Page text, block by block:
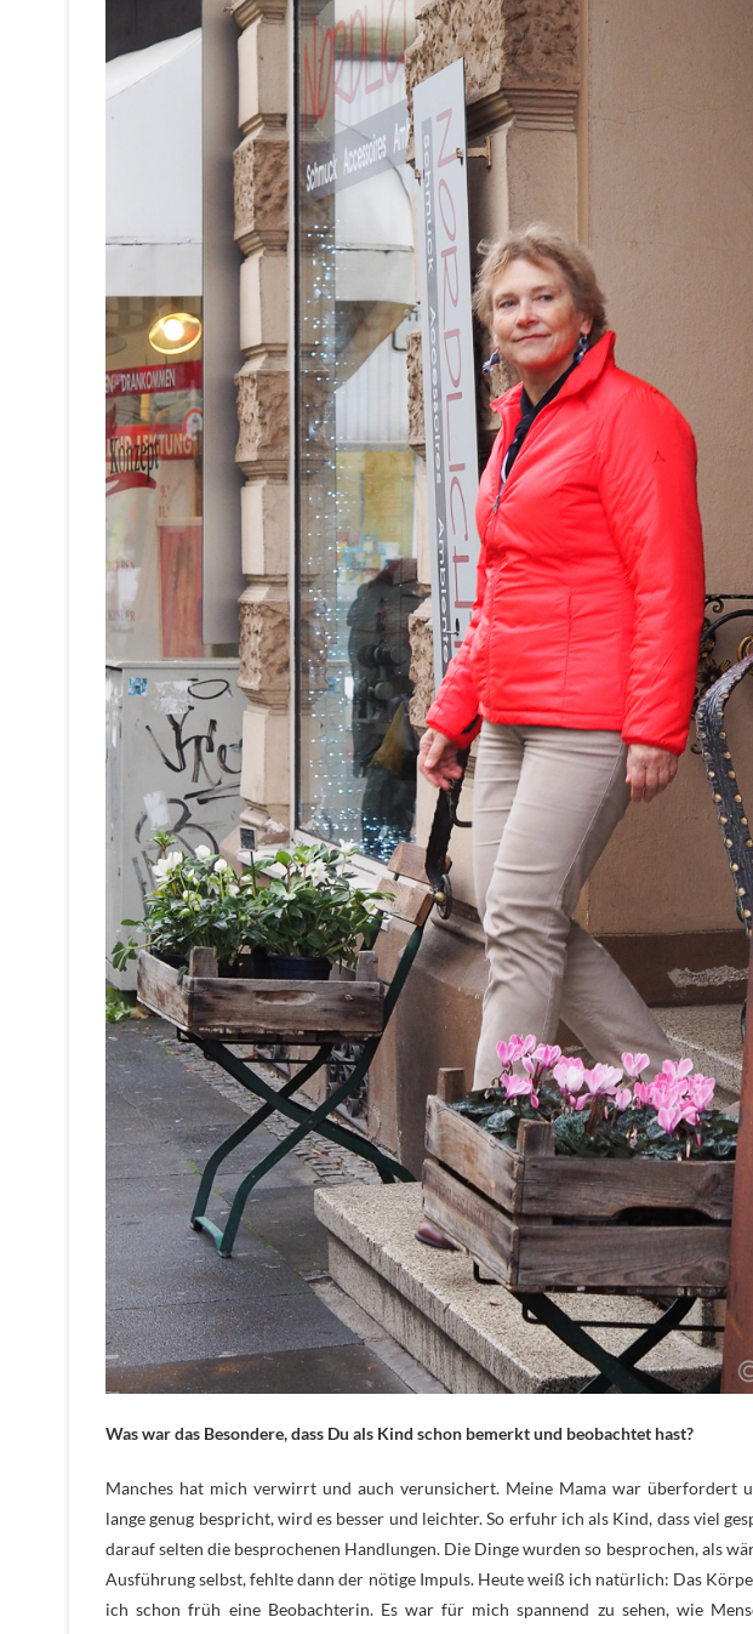
Was war das Besondere, dass Du als Kind schon bemerkt und beobachtet hast?
Manches hat mich verwirrt und auch verunsichert. Meine Mama war überfordert
lange genug bespricht, wird es besser und leichter. So erfuhr ich als Kind, dass viel
darauf selten die besprochenen Handlungen. Die Dinge wurden so besprochen, als
Ausführung selbst, fehlte dann der nötige Impuls. Heute weiß ich natürlich: Das
ich schon früh eine Beobachterin. Es war für mich spannend zu sehen, wie